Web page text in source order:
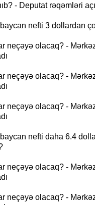
- Deputat rəqəmləri
nefti 3 dollardan
neçəyə olacaq? -
neçəyə olacaq? -
neçəyə olacaq? -
nefti daha 6.4
neçəyə olacaq? -
neçəyə olacaq? -